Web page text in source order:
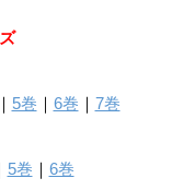
｜ 5巻 ｜ 6巻 ｜ 7巻
5巻 ｜ 6巻